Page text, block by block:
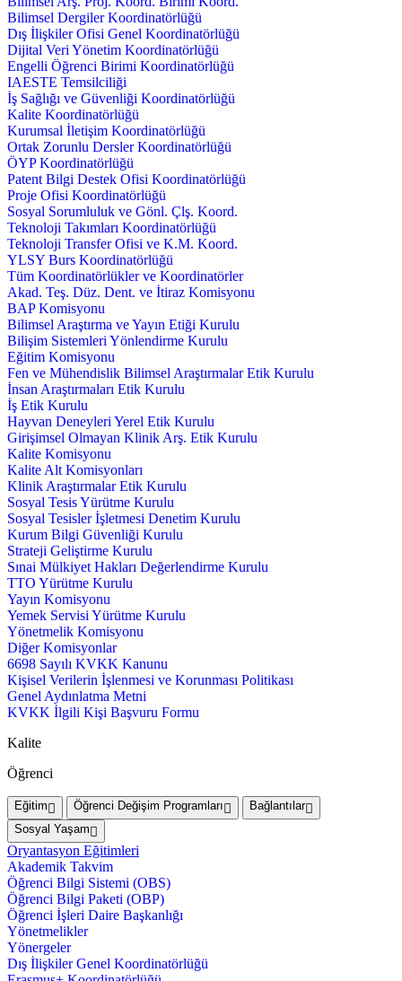
Bilimsel Dergiler Koordinatörlüğü
Dış İlişkiler Ofisi Genel Koordinatörlüğü
Dijital Veri Yönetim Koordinatörlüğü
Engelli Öğrenci Birimi Koordinatörlüğü
IAESTE Temsilciliği
İş Sağlığı ve Güvenliği Koordinatörlüğü
Kalite Koordinatörlüğü
Kurumsal İletişim Koordinatörlüğü
Ortak Zorunlu Dersler Koordinatörlüğü
ÖYP Koordinatörlüğü
Patent Bilgi Destek Ofisi Koordinatörlüğü
Proje Ofisi Koordinatörlüğü
Sosyal Sorumluluk ve Gönl. Çlş. Koord.
Teknoloji Takımları Koordinatörlüğü
Teknoloji Transfer Ofisi ve K.M. Koord.
YLSY Burs Koordinatörlüğü
Tüm Koordinatörlükler ve Koordinatörler
Akad. Teş. Düz. Dent. ve İtiraz Komisyonu
BAP Komisyonu
Bilimsel Araştırma ve Yayın Etiği Kurulu
Bilişim Sistemleri Yönlendirme Kurulu
Eğitim Komisyonu
Fen ve Mühendislik Bilimsel Araştırmalar Etik Kurulu
İnsan Araştırmaları Etik Kurulu
İş Etik Kurulu
Hayvan Deneyleri Yerel Etik Kurulu
Girişimsel Olmayan Klinik Arş. Etik Kurulu
Kalite Komisyonu
Kalite Alt Komisyonları
Klinik Araştırmalar Etik Kurulu
Sosyal Tesis Yürütme Kurulu
Sosyal Tesisler İşletmesi Denetim Kurulu
Kurum Bilgi Güvenliği Kurulu
Strateji Geliştirme Kurulu
Sınai Mülkiyet Hakları Değerlendirme Kurulu
TTO Yürütme Kurulu
Yayın Komisyonu
Yemek Servisi Yürütme Kurulu
Yönetmelik Komisyonu
Diğer Komisyonlar
6698 Sayılı KVKK Kanunu
Kişisel Verilerin İşlenmesi ve Korunması Politikası
Genel Aydınlatma Metni
KVKK İlgili Kişi Başvuru Formu
Kalite
Öğrenci
Eğitim Öğrenci Değişim Programları
Bağlantılar
Sosyal Yaşam
Oryantasyon Eğitimleri
Akademik Takvim
Öğrenci Bilgi Sistemi (OBS)
Öğrenci Bilgi Paketi (OBP)
Öğrenci İşleri Daire Başkanlığı
Yönetmelikler
Yönergeler
Dış İlişkiler Genel Koordinatörlüğü